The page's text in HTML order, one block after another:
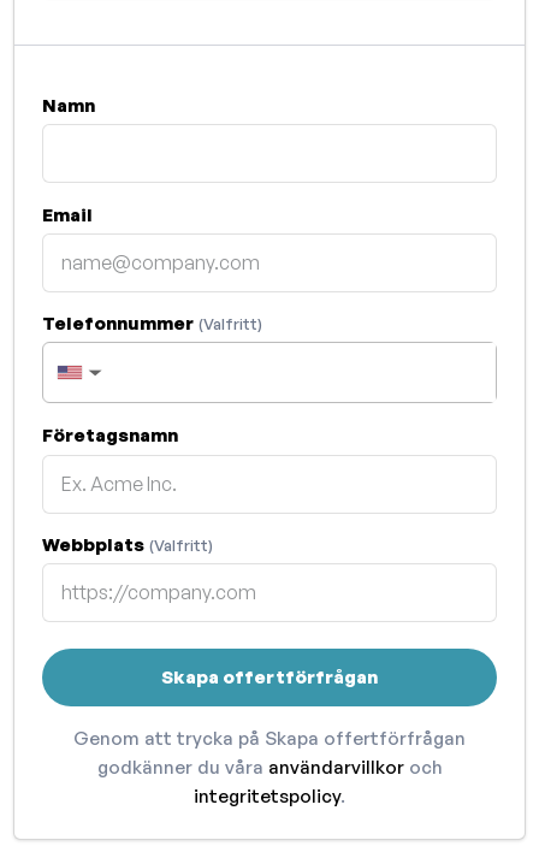
Namn
Email
Telefonnummer (Valfritt)
▼
Företagsnamn
Webbplats (Valfritt)
Skapa offertförfrågan
Genom att trycka på Skapa offertförfrågan
godkänner du våra användarvillkoroch
integritetspolicy.